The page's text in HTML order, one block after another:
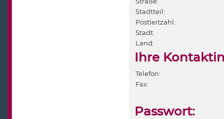
Stadtteil:
Postleitzahl:
Stadt:
Land:
Ihre
Telefon:
Fax:
Passwort: